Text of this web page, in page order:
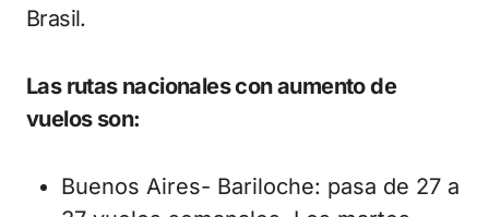
Brasil.
Las rutas nacionales con aumento de
vuelos son:
Buenos Aires- Bariloche: pasa de 27 a